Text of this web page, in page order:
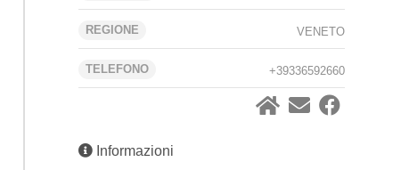
REGIONE VENETO
TELEFONO +39336592660
Informazioni